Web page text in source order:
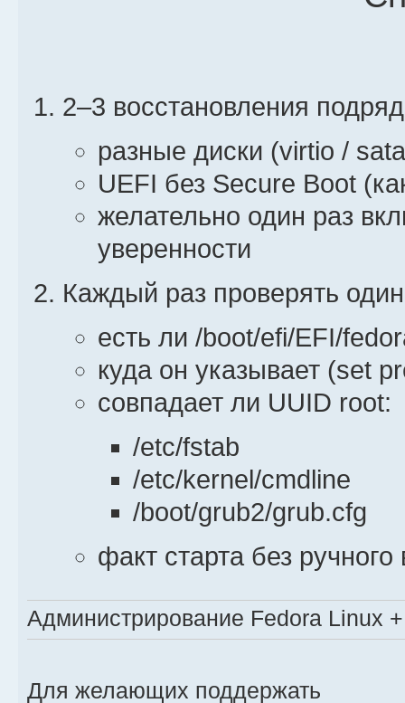
set -euo pipefail
### === CONFIGURATION
SYS_DEV="/dev/
(подменяй при
для оффлайн
BACKUP_ROOT="/mnt/
бэкапов
TYPEFS="-t xfs"
при монтировании rootfs
DATE=$(date +%d-%m-%Y)
ME=$(basename "$0")
MODE="" # ARCHIVE |
STATUS="SUCCESS"
LOG_SESSION_STARTED=false
2–3 восстановления подряд
разные диски (virtio /
UEFI без Secure Boot
желательно один раз
уверенности
Каждый раз проверять
есть ли /boot/efi/EFI/
куда он указывает (set
совпадает ли UUID root:
/etc/fstab
/etc/kernel/cmdline
/boot/grub2/grub.cfg
факт старта без
Администрирование Fedora Linux
Для желающих поддержать